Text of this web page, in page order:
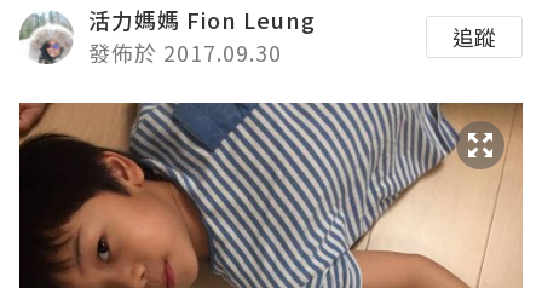
活力媽媽 Fion Leung
發佈於 2017.09.30
追蹤